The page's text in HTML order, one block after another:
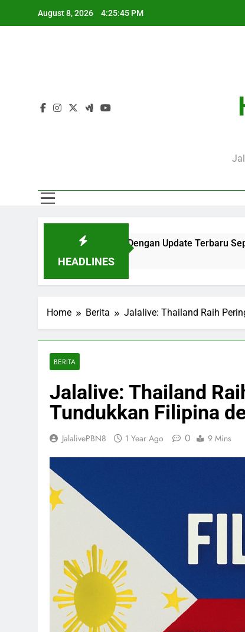
August 8, 2026 4:25:46 PM
HEADLINES
di Jalalive Dengan Update Terbaru Seputar
Home Berita Jalalive: Thailand Raih
BERITA
Jalalive: Thailand
Tundukkan Filipina
JalalivePBN8 1 Year Ago 0 9 Mins